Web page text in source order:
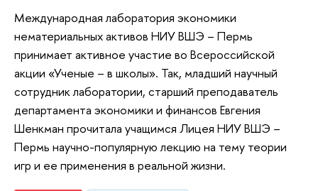
Международная лаборатория экономики
нематериальных активов НИУ ВШЭ – Пермь
принимает активное участие во Всероссийской
акции «Ученые – в школы». Так, младший научный
сотрудник лаборатории, старший преподаватель
департамента экономики и финансов Евгения
Шенкман прочитала учащимся Лицея НИУ ВШЭ –
Пермь научно-популярную лекцию на тему теории
игр и ее применения в реальной жизни.